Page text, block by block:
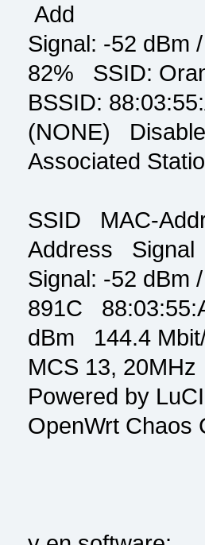
Add
Signal: -52 dBm
82% SSID:
BSSID:
(NONE)
Associated
SSID MAC-
Address
Signal: -52 dBm
891C
dBm 144.4
MCS 13, 20MHz
Powered by
OpenWrt Chaos